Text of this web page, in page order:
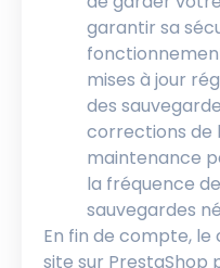
garantir sa
mises à jour
des
corrections de
maintenance
la fréquence
sauvegardes
En fin de compte, le
site sur PrestaShop